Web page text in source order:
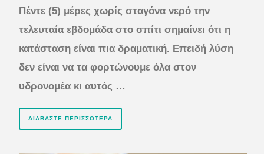
Πέντε (5) μέρες χωρίς σταγόνα νερό την
τελευταία εβδομάδα στο σπίτι σημαίνει ότι η
κατάσταση είναι πια δραματική. Επειδή λύση
δεν είναι να τα φορτώνουμε όλα στον
υδρονομέα κι αυτός …
ΔΙΑΒΆΣΤΕ ΠΕΡΙΣΣΌΤΕΡΑ